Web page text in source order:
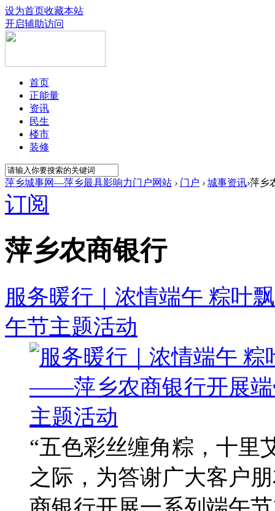
设为首页收藏本站
开启辅助访问
首页
正能量
资讯
民生
楼市
装修
萍乡城事网—萍乡最具影响力门户网站 › 门户 › 城事资讯›萍乡
订阅
萍乡农商银行
服务暖行｜浓情端午 粽叶
午节主题活动
“五色彩丝缠角粽，十里
之际，为答谢广大客户